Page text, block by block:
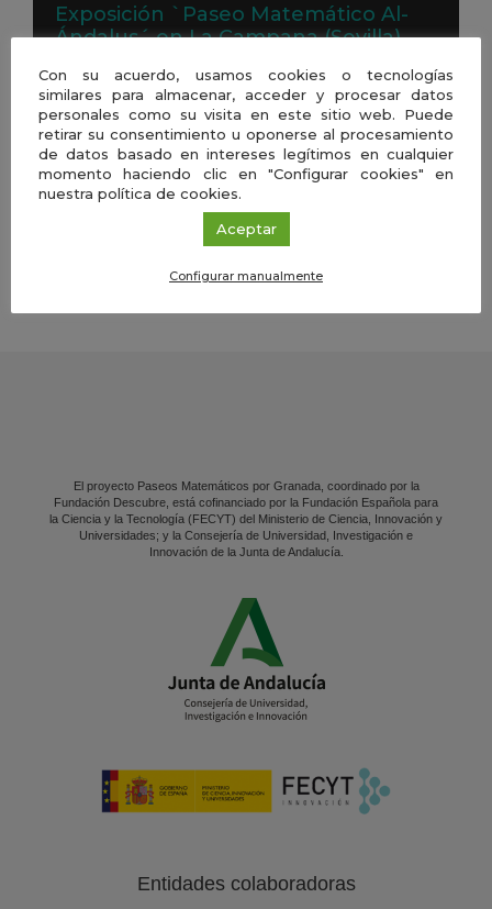
Exposición `Paseo Matemático Al-
Ándalus´ en La Campana (Sevilla)
El Patio del Ayuntamiento de La Campana
(Sevilla), ubicado en la Avenida de Fuentes
de Andalucía, acoge la […]
VER MÁS AGENDA
El proyecto Paseos Matemáticos por Granada, coordinado por la
Fundación Descubre, está cofinanciado por la Fundación Española para
la Ciencia y la Tecnología (FECYT) del Ministerio de Ciencia, Innovación y
Universidades; y la Consejería de Universidad, Investigación e
Innovación de la Junta de Andalucía.
Entidades colaboradoras
Con su acuerdo, usamos cookies o tecnologías
similares para almacenar, acceder y procesar datos
personales como su visita en este sitio web. Puede
retirar su consentimiento u oponerse al procesamiento
de datos basado en intereses legítimos en cualquier
momento haciendo clic en "Configurar cookies" en
nuestra política de cookies.
Aceptar
Configurar manualmente